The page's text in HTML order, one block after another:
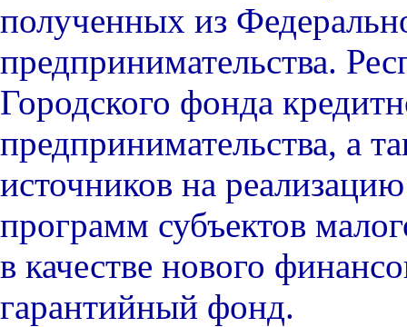
полученных из
предпринимательства.
Городского фонда
предпринимательства, а
источников на
программ субъектов
в качестве нового
гарантийный фонд.